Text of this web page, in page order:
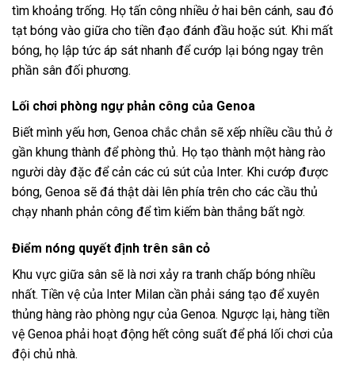
tìm khoảng trống. Họ tấn công nhiều ở hai bên cánh, sau đó
tạt bóng vào giữa cho tiền đạo đánh đầu hoặc sút. Khi mất
bóng, họ lập tức áp sát nhanh để cướp lại bóng ngay trên
phần sân đối phương.
Lối chơi phòng ngự phản công của Genoa
Biết mình yếu hơn, Genoa chắc chắn sẽ xếp nhiều cầu thủ ở
gần khung thành để phòng thủ. Họ tạo thành một hàng rào
người dày đặc để cản các cú sút của Inter. Khi cướp được
bóng, Genoa sẽ đá thật dài lên phía trên cho các cầu thủ
chạy nhanh phản công để tìm kiếm bàn thắng bất ngờ.
Điểm nóng quyết định trên sân cỏ
Khu vực giữa sân sẽ là nơi xảy ra tranh chấp bóng nhiều
nhất. Tiền vệ của Inter Milan cần phải sáng tạo để xuyên
thủng hàng rào phòng ngự của Genoa. Ngược lại, hàng tiền
vệ Genoa phải hoạt động hết công suất để phá lối chơi của
đội chủ nhà.